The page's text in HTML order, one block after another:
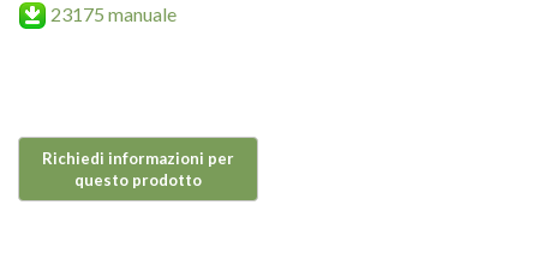
23175 manuale